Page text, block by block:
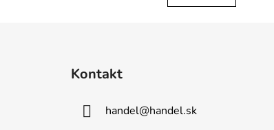
Kontakt
handel@handel.sk